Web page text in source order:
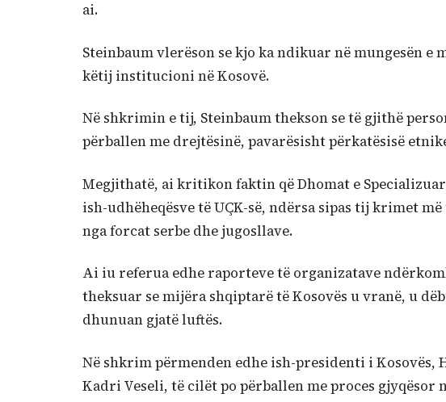
ai.
Steinbaum vlerëson se kjo ka ndikuar në mungesën
këtij institucioni në Kosovë.
Në shkrimin e tij, Steinbaum thekson se të gjithë
përballen me drejtësinë, pavarësisht përkatësisë
Megjithatë, ai kritikon faktin që Dhomat e
ish-udhëheqësve të UÇK-së, ndërsa sipas tij krimet
nga forcat serbe dhe jugosllave.
Ai iu referua edhe raporteve të organizatave
theksuar se mijëra shqiptarë të Kosovës u vranë, u
dhunuan gjatë luftës.
Në shkrim përmenden edhe ish-presidenti i
Kadri Veseli, të cilët po përballen me proces gjyqësor